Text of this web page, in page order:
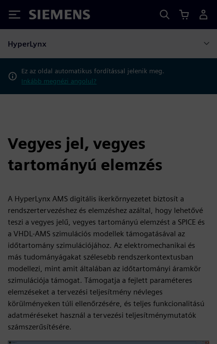
Siemens
HyperLynx
Ez az oldal automatikus fordítással jelenik meg.
Inkább megnézi angolul?
Vegyes jel, vegyes
tartományú elemzés
A HyperLynx AMS digitális ikerkörnyezetet biztosít a
rendszertervezéshez és elemzéshez azáltal, hogy lehetővé
teszi a vegyes jelű, vegyes tartományú elemzést a SPICE és
a VHDL-AMS szimulációs modellek támogatásával az
időtartomány szimulációjához. Az elektromechanikai és
más tudományágakat szélesebb rendszerkontextusban
modellezi, mint amit általában az időtartományi áramkör
szimulációja támogat. Támogatja a fejlett paraméteres
elemzéseket a tervezési teljesítmény névleges
körülményeken túli ellenőrzésére, és teljes funkcionalitású
adatméréseket használ a tervezési teljesítménymutatók
számszerűsítésére.